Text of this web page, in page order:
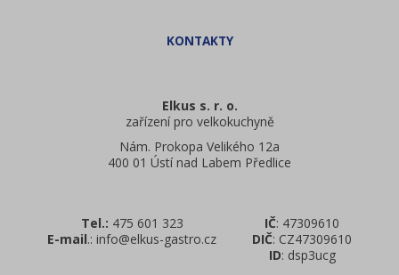
Elkus s. r. o.
zařízení pro velkokuchyně
Nám. Prokopa Velikého 12a
400 01 Ústí nad Labem Předlice
Tel.: 475 601 323
E-mail.: info@elkus-gastro.cz
IČ: 47309610
DIČ: CZ47309610
ID: dsp3ucg